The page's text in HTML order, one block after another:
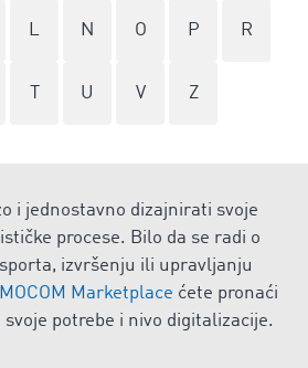
L N O P R
U V Z
i jednostavno dizajnirati svoje
procese. Bilo da se radi o
izvršenju ili upravljanju
Marketplace ćete pronaći
potrebe i nivo digitalizacije.